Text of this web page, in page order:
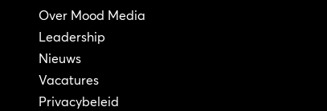
Over Mood Media
Leadership
Nieuws
Vacatures
Privacybeleid